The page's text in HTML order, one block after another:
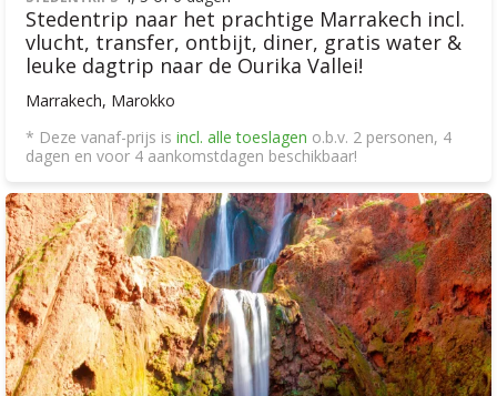
Stedentrip naar het prachtige Marrakech incl.
vlucht, transfer, ontbijt, diner, gratis water &
leuke dagtrip naar de Ourika Vallei!
Marrakech, Marokko
* Deze vanaf-prijs is incl. alle toeslagen o.b.v. 2 personen, 4
dagen en voor 4 aankomstdagen beschikbaar!